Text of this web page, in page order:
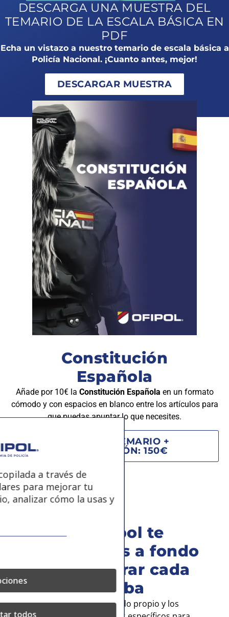
DESCARGA UNA MUESTRA DEL
TEMARIO DE LA ESCALA BÁSICA EN
PDF
Echa un vistazo a nuestro temario de escala básica a
Policía Nacional. ¡Cuanto antes, mejor!
DESCARGAR MUESTRA
Constitución
Española
Añade por 10€ la Constitución Española en un formato
cómodo y con espacios en blanco entre los artículos para
que puedas apuntar lo que necesites.
COMPRAR TEMARIO +
CONSTITUCIÓN: 150€
En Ofipol te
preparamos a fondo
para superar cada
prueba
Tenemos un método propio y los
a través de
para mejorar tu
analizar cómo la usas y
todos